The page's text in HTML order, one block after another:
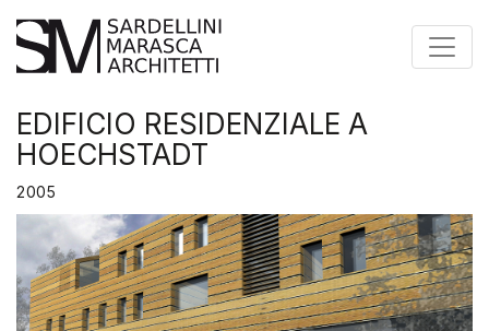
EDIFICIO RESIDENZIALE A
HOECHSTADT
2005